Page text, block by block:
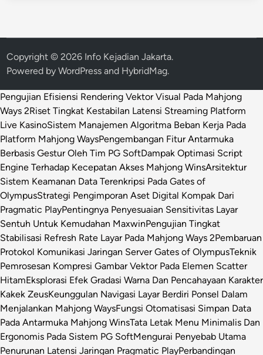
Copyright © 2026 Info Kejadian Jakarta.
Powered byWordPress and HybridMag.
Pengujian Efisiensi Rendering Vektor Visual Pada Mahjong
Ways 2Riset Tingkat Kestabilan Latensi Streaming Platform
Live KasinoSistem Manajemen Algoritma Beban Kerja Pada
Platform Mahjong WaysPengembangan Fitur Antarmuka
Berbasis Gestur Oleh Tim PG SoftDampak Optimasi Script
Engine Terhadap Kecepatan Akses Mahjong WinsArsitektur
Sistem Keamanan Data Terenkripsi Pada Gates of
OlympusStrategi Pengimporan Aset Digital Kompak Dari
Pragmatic PlayPentingnya Penyesuaian Sensitivitas Layar
Sentuh Untuk Kemudahan MaxwinPengujian Tingkat
Stabilisasi Refresh Rate Layar Pada Mahjong Ways 2Pembaruan
Protokol Komunikasi Jaringan Server Gates of OlympusTeknik
Pemrosesan Kompresi Gambar Vektor Pada Elemen Scatter
HitamEksplorasi Efek Gradasi Warna Dan Pencahayaan Karakter
Kakek ZeusKeunggulan Navigasi Layar Berdiri Ponsel Dalam
Menjalankan Mahjong WaysFungsi Otomatisasi Simpan Data
Pada Antarmuka Mahjong WinsTata Letak Menu Minimalis Dan
Ergonomis Pada Sistem PG SoftMengurai Penyebab Utama
Penurunan Latensi Jaringan Pragmatic PlayPerbandingan